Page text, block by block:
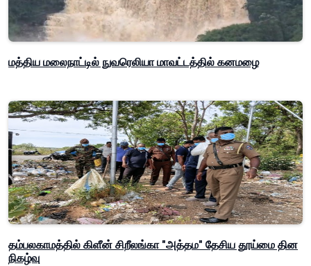
மத்திய மலைநாட்டில் நுவரெலியா மாவட்டத்தில் கனமழை
தம்பலகாமத்தில் கிளீன் சிறீலங்கா "அத்தம" தேசிய தூய்மை தின
நிகழ்வு